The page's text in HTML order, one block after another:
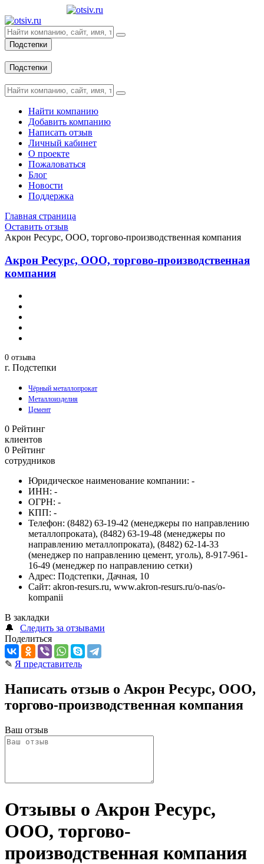
Подстепки
Подстепки
Найти компанию
Добавить компанию
Написать отзыв
Личный кабинет
О проекте
Пожаловаться
Блог
Новости
Поддержка
Главная страница
Оставить отзыв
Акрон Ресурс, ООО, торгово-производственная компания
Акрон Ресурс, ООО, торгово-производственная
компания
0 отзыва
г. Подстепки
Чёрный металлопрокат
Металлоизделия
Цемент
0 Рейтинг
клиентов
0 Рейтинг
сотрудников
Юридическое наименование компании: -
ИНН: -
ОГРН: -
КПП: -
Телефон: (8482) 63-19-42 (менеджеры по направлению
металлопроката), (8482) 63-19-48 (менеджеры по
направлению металлопроката), (8482) 62-14-33
(менеджер по направлению цемент, уголь), 8-917-961-
16-49 (менеджер по направлению сетки)
Адрес: Подстепки, Дачная, 10
Сайт: akron-resurs.ru, www.akron-resurs.ru/o-nas/o-
kompanii
В закладки
🔔
Следить за отзывами
Поделиться
✎ Я представитель
Написать отзыв о Акрон Ресурс, ООО,
торгово-производственная компания
Ваш отзыв
Отзывы о Акрон Ресурс,
ООО, торгово-
производственная компания